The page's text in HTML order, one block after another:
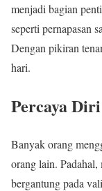
menjadi bagian
seperti pernapasan
Dengan pikiran
hari.
Percaya
Banyak orang
orang lain.
bergantung pada